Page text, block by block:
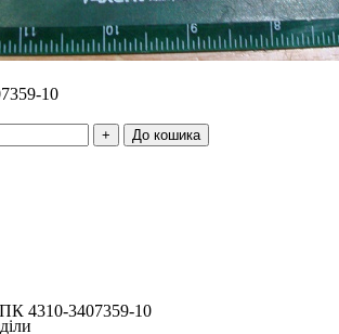
10
До кошика
4310-3407359-10